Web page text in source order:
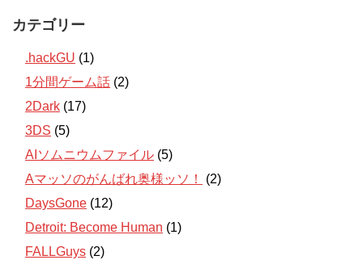
カテゴリー
.hackGU (1)
1分間ゲーム話 (2)
2Dark (17)
3DS (5)
AIソムニウムファイル (5)
Aマッソのがんばれ奥様ッソ！
(2)
DaysGone (12)
Detroit: Become Human (1)
FALLGuys (2)